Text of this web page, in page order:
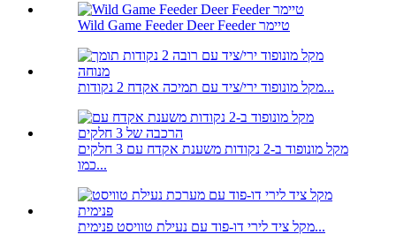
Wild Game Feeder Deer Feeder טיימר
מקל מונופוד ירי/ציד עם תמיכה אקדח 2 נקודות...
מקל מונופוד ב-2 נקודות משענת אקדח עם 3 חלקים
כמו...
מקל ציד לירי דו-פוד עם נעילת טוויסט פנימית...